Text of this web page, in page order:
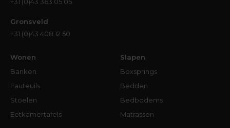
Gronsveld
+31 (0)43 408 12 50
Wonen
Banken
Fauteuils
Stoelen
Eetkamertafels
Slapen
Boxsprings
Bedden
Bedbodems
Matrassen